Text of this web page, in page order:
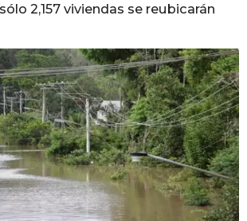
2,157 viviendas se reubicarán